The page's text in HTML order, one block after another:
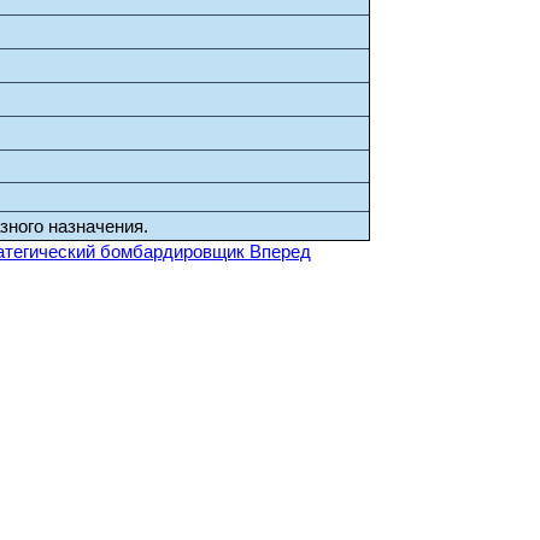
назначения.
бомбардировщик Вперед